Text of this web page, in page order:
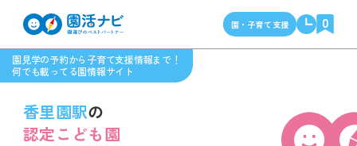
園見学の予約から子育て支援情報まで！
何でも載ってる園情報サイト
園・子育て支援 0
香里園駅の
認定こども園